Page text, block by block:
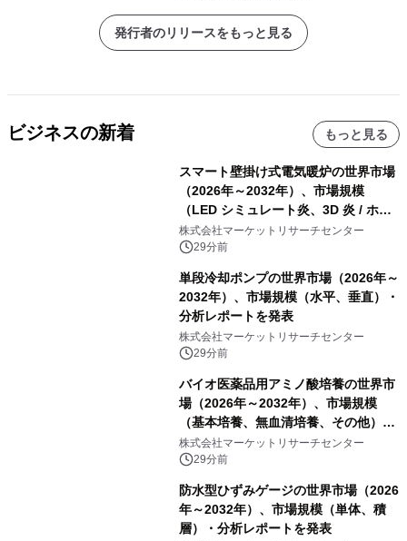
発行者のリリースをもっと見る
ビジネスの新着 もっと見る
スマート壁掛け式電気暖炉の世界市場
（2026年～2032年）、市場規模
（LED シミュレート炎、3D 炎 / ホロ
グラフィック効果、水ミスト炎）・分
析レポートを発表
株式会社マーケットリサーチセンター
29分前
単段冷却ポンプの世界市場（2026年～
2032年）、市場規模（水平、垂直）・
分析レポートを発表
株式会社マーケットリサーチセンター
29分前
バイオ医薬品用アミノ酸培養の世界市
場（2026年～2032年）、市場規模
（基本培養、無血清培養、その他）・
分析レポートを発表
株式会社マーケットリサーチセンター
29分前
防水型ひずみゲージの世界市場（2026
年～2032年）、市場規模（単体、積
層）・分析レポートを発表